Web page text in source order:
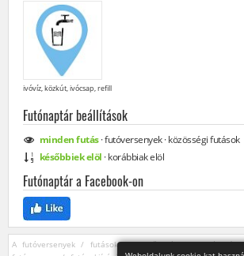
ivóvíz, közkút, ivócsap, refill
Futónaptár beállítások
mindenfutás·futóversenyek·közösségifutások
későbbiek elöl ·korábbiak elöl
Futónaptár a Facebook-on
A futóversenyek / futások szervezői bármikor